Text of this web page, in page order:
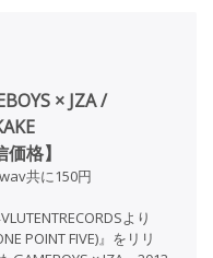
× JZA /
価格】
共に150円
より
POINT FIVE)』をリリ